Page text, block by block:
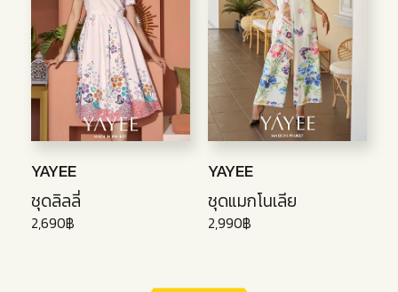
YAYEE
ชุดลิลลี่
2,690฿
YAYEE
ชุดแมกโนเลีย
2,990฿